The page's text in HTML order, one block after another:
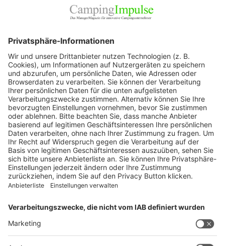
Firmenporträts
Panorama
Produkte
Ratgeber
Weitblick
WEITERES AUS DEM VERLAG
Reisemobil International